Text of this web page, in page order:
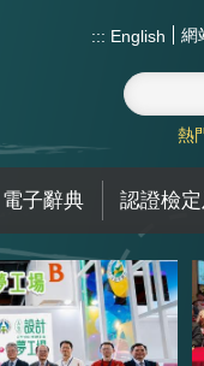
::: English 網
熱
電子辭典 認證檢